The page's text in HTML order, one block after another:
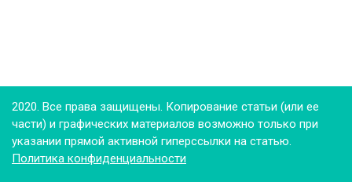
2020. Все права защищены. Копирование статьи (или ее
части) и графических материалов возможно только при
указании прямой активной гиперссылки на статью.
Политика конфиденциальности